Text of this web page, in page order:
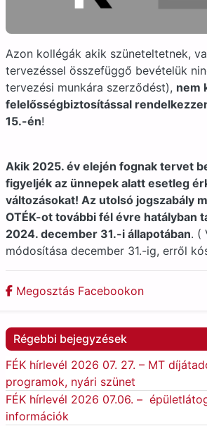
Azon kollégák akik szüneteltetnek,
tervezéssel összefüggő bevételük
tervezési munkára szerződést), nem
felelősségbiztosítással
15.-én!
Akik 2025. év elején fognak tervet
figyeljék az ünnepek alatt esetleg
változásokat! Az utolsó jogszabály
OTÉK-ot további fél évre hatályban
2024. december 31.-i állapotában. (
módosítása december 31.-ig, erről
Megosztás Facebookon
Régebbi bejegyzések
FÉK hírlevél 2026 07. 27. – MT
programok, nyári szünet
FÉK hírlevél 2026 07.06. –
információk